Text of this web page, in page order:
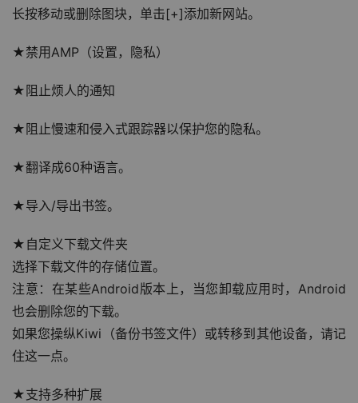
长按移动或删除图块，单击[+]添加新网站。
★禁用AMP（设置，隐私）
★阻止烦人的通知
★阻止慢速和侵入式跟踪器以保护您的隐私。
★翻译成60种语言。
★导入/导出书签。
★自定义下载文件夹
选择下载文件的存储位置。
注意：在某些Android版本上，当您卸载应用时，Android
也会删除您的下载。
如果您操纵Kiwi（备份书签文件）或转移到其他设备，请记
住这一点。
★支持多种扩展